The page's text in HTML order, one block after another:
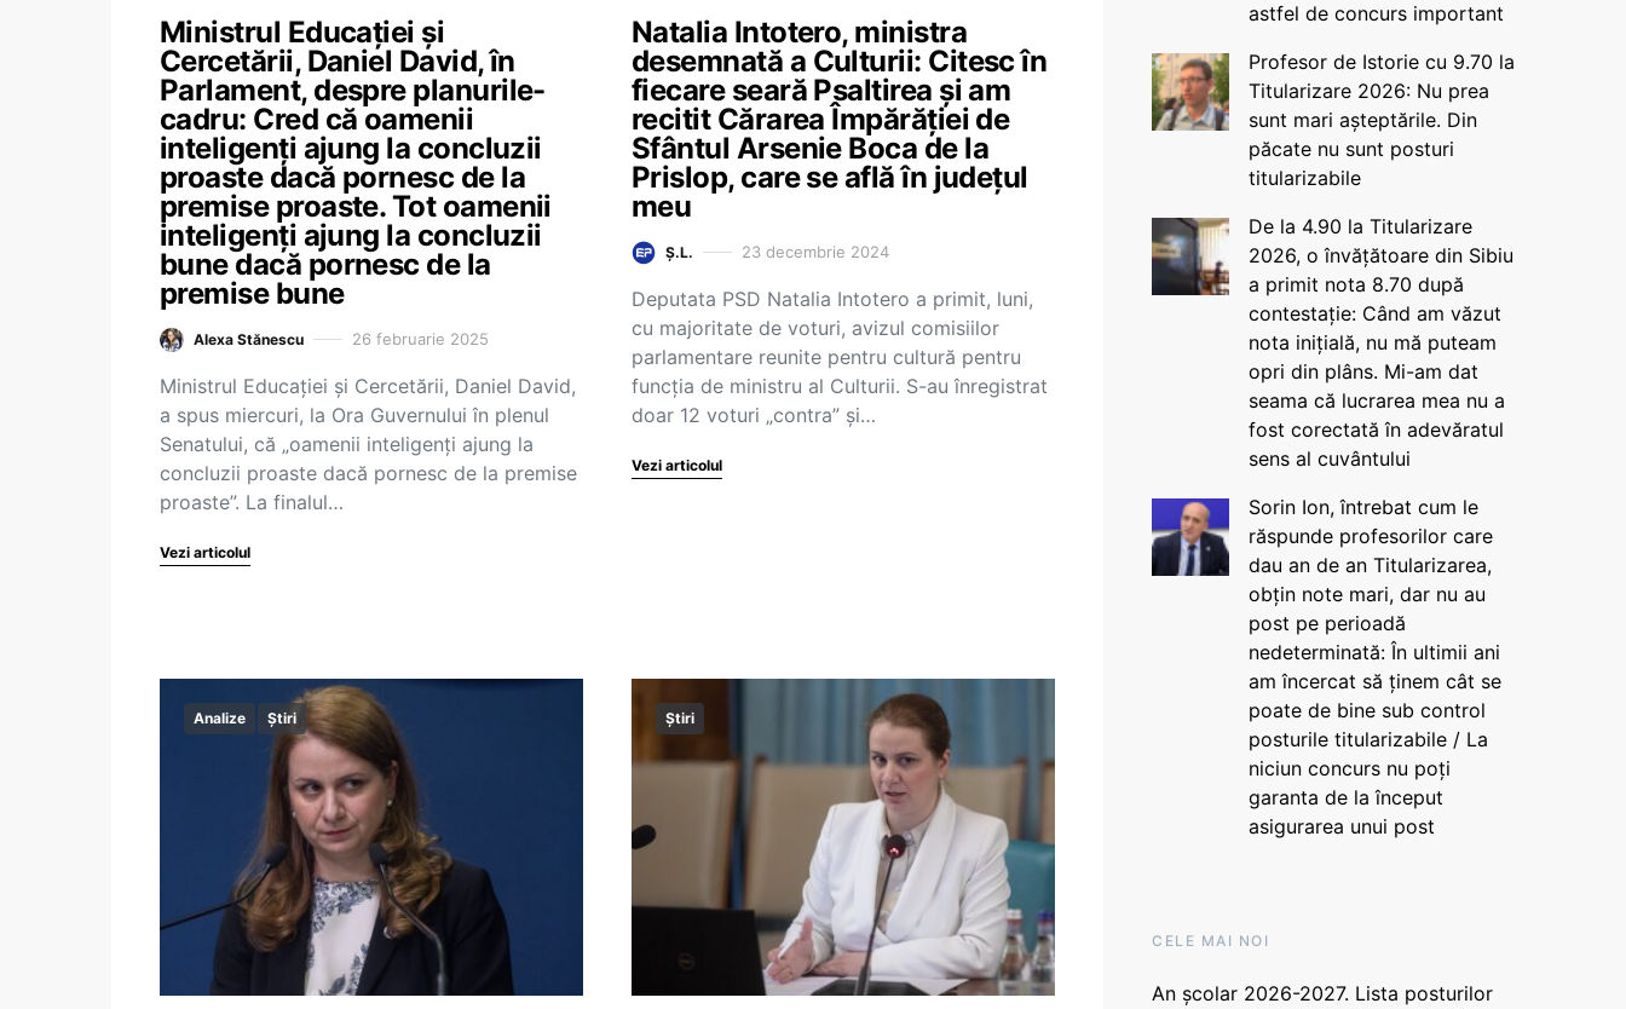
Ministrul Educației și
Cercetării, Daniel David, în
Parlament, despre planurile-
cadru: Cred că oamenii
inteligenți ajung la concluzii
proaste dacă pornesc de la
premise proaste. Tot oamenii
inteligenți ajung la concluzii
bune dacă pornesc de la
premise bune
Alexa Stănescu 26 februarie 2025
Ministrul Educației și Cercetării, Daniel David,
a spus miercuri, la Ora Guvernului în plenul
Senatului, că „oamenii inteligenți ajung la
concluzii proaste dacă pornesc de la premise
proaste”. La finalul…
Vezi articolul
Natalia Intotero, ministra
desemnată a Culturii: Citesc în
fiecare seară Psaltirea și am
recitit Cărarea Împărăției de
Sfântul Arsenie Boca de la
Prislop, care se află în județul
meu
Ș.L. 23 decembrie 2024
Deputata PSD Natalia Intotero a primit, luni,
cu majoritate de voturi, avizul comisiilor
parlamentare reunite pentru cultură pentru
funcţia de ministru al Culturii. S-au înregistrat
doar 12 voturi „contra” şi…
Vezi articolul
Analize Știri Știri
astfel de concurs important
Profesor de Istorie cu 9.70 la
Titularizare 2026: Nu prea
sunt mari așteptările. Din
păcate nu sunt posturi
titularizabile
De la 4.90 la Titularizare
2026, o învățătoare din Sibiu
a primit nota 8.70 după
contestație: Când am văzut
nota inițială, nu mă puteam
opri din plâns. Mi-am dat
seama că lucrarea mea nu a
fost corectată în adevăratul
sens al cuvântului
Sorin Ion, întrebat cum le
răspunde profesorilor care
dau an de an Titularizarea,
obțin note mari, dar nu au
post pe perioadă
nedeterminată: În ultimii ani
am încercat să ținem cât se
poate de bine sub control
posturile titularizabile / La
niciun concurs nu poți
garanta de la început
asigurarea unui post
CELE MAI NOI
An școlar 2026-2027. Lista posturilor